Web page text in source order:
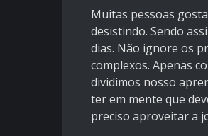
Muitas pessoas
desistindo. Sendo
dias. Não ignore os
complexos. Apenas
dividimos nosso
ter em mente que
preciso aproveitar a